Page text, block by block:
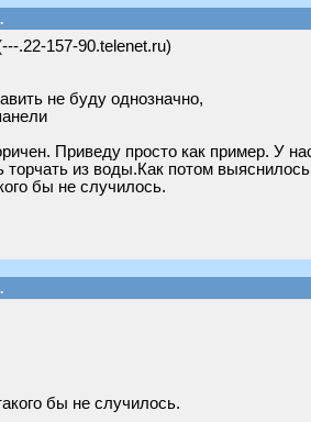
.22-157-90.telenet.ru)
не буду однозначно,
Приведу просто как пример. У
торчать из воды.Как потом
бы не случилось.
бы не случилось.